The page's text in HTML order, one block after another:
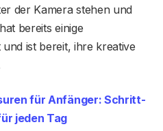
der Kamera stehen und
bereits einige
ist bereit, ihre kreative
für Anfänger: Schritt-
jeden Tag